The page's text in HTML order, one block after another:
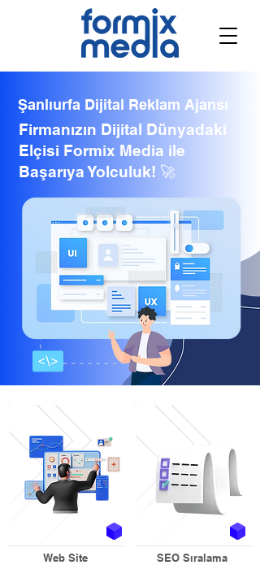
Şanlıurfa Dijital Reklam Ajansı
Firmanızın Dijital Dünyadaki
Elçisi Formix Media ile
Başarıya Yolculuk! 🚀
Web Site
SEO Sıralama